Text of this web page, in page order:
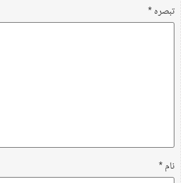
تبصرہ*
نام*